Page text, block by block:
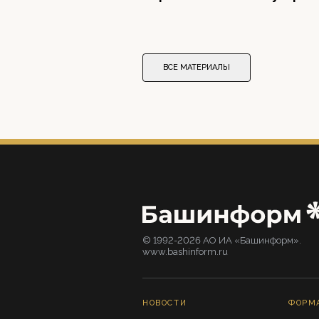
ВСЕ МАТЕРИАЛЫ
© 1992-2026 АО ИА «Башинформ».
www.bashinform.ru
НОВОСТИ